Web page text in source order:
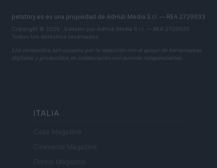
petstory.es es una propiedad de AdHub Media S.r.l. — REA 2729933
Copyright © 2026 · Editado por AdHub Media S.r.l. — REA 2729933
Todos los derechos reservados
Los contenidos son curados por la redacción con el apoyo de herramientas
digitales y producidos en colaboración con autores independientes.
ITALIA
Casa Magazine
Cineverse Magazine
Donne Magazine